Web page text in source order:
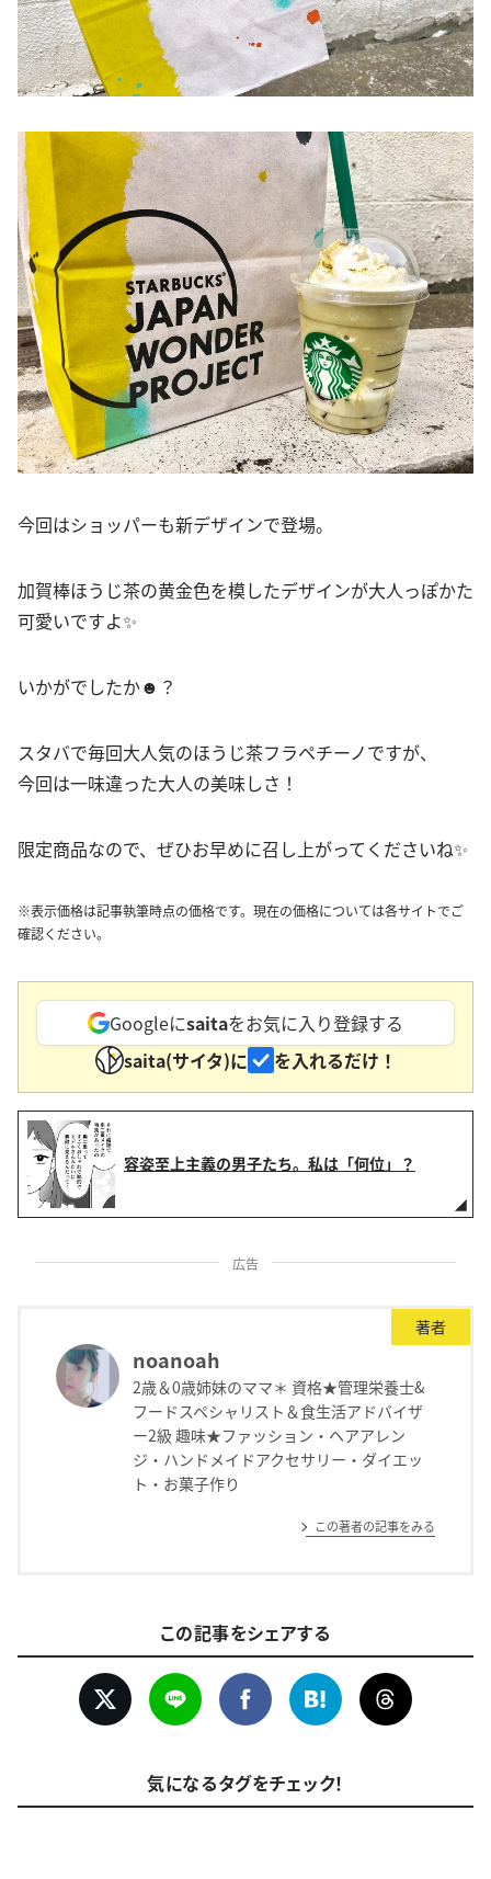
今回はショッパーも新デザインで登場。
加賀棒ほうじ茶の黄金色を模したデザインが大人っぽかた
可愛いですよ✨
いかがでしたか☻？
スタバで毎回大人気のほうじ茶フラペチーノですが、
今回は一味違った大人の美味しさ！
限定商品なので、ぜひお早めに召し上がってくださいね✨
※表示価格は記事執筆時点の価格です。現在の価格については各サイトでご
確認ください。
Googleにsaitaをお気に入り登録する
saita(サイタ)に
を入れるだけ！
容姿至上主義の男子たち。私は「何位」？
広告
著者
noanoah
2歳＆0歳姉妹のママ＊ 資格★管理栄養士&
フードスペシャリスト＆食生活アドバイザ
ー2級 趣味★ファッション・ヘアアレン
ジ・ハンドメイドアクセサリー・ダイエッ
ト・お菓子作り
この著者の記事をみる
この記事をシェアする
気になるタグをチェック！